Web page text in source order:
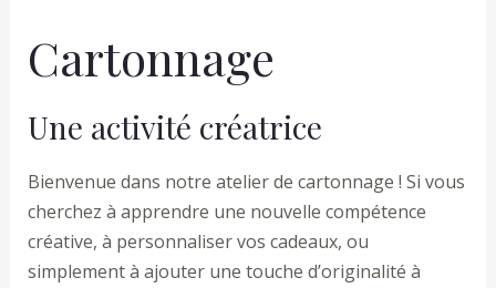
Cartonnage
Une activité créatrice
Bienvenue dans notre atelier de cartonnage ! Si vous
cherchez à apprendre une nouvelle compétence
créative, à personnaliser vos cadeaux, ou
simplement à ajouter une touche d’originalité à